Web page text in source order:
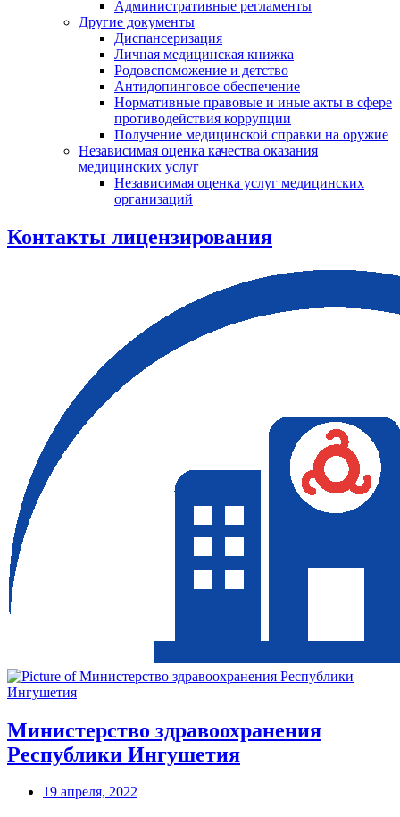
Административные регламенты
Другие документы
Диспансеризация
Личная медицинская книжка
Родовспоможение и детство
Антидопинговое обеспечение
Нормативные правовые и иные акты в сфере
противодействия коррупции
Получение медицинской справки на оружие
Независимая оценка качества оказания
медицинских услуг
Независимая оценка услуг медицинскиx
организаций
Контакты лицензирования
Министерство здравоохранения
Республики Ингушетия
19 апреля, 2022